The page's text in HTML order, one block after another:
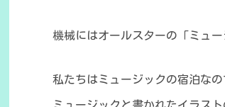
機械にはオールスターの「ミュ
私たちはミュージックの宿泊なの